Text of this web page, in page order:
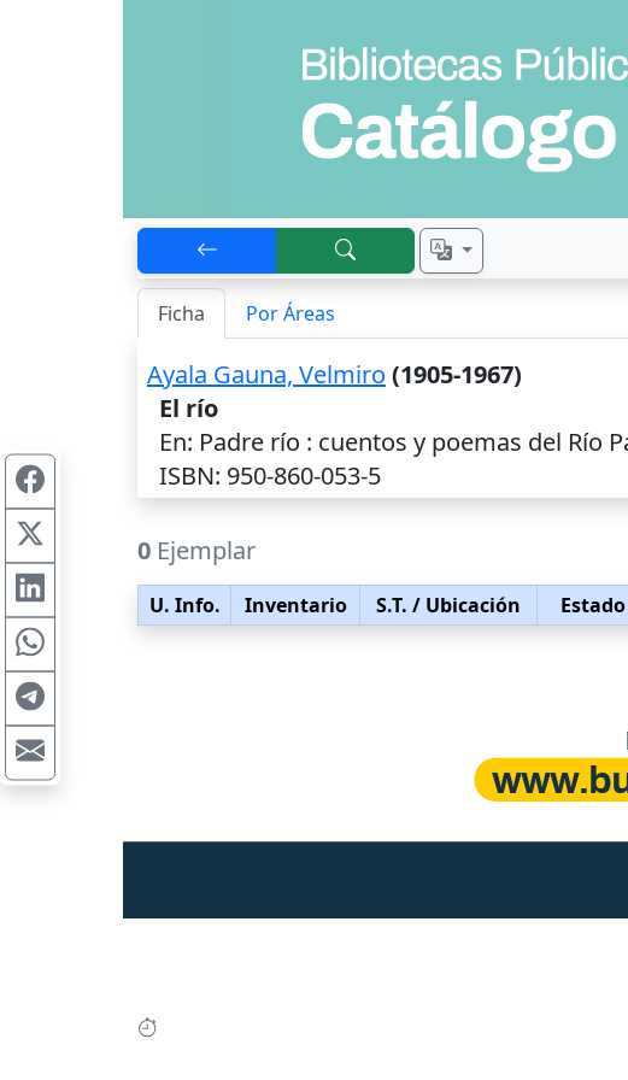
Ficha Por Áreas
Ayala Gauna, Velmiro (1905-1967)
El río
En: Padre río : cuentos y poemas del Río
ISBN: 950-860-053-5
0 Ejemplar
U. Info. Inventario S.T. / Ubicación